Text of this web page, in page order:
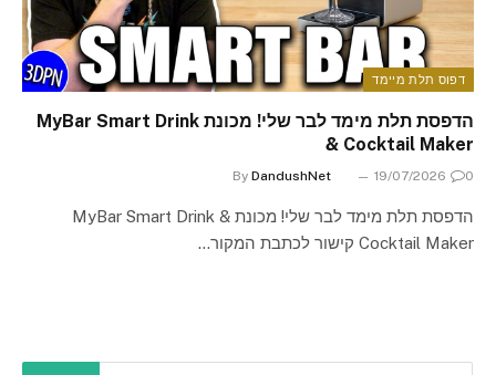
דפוס תלת מיימד
הדפסת תלת מימד לבר שלי! מכונת MyBar Smart Drink
& Cocktail Maker
By DandushNet 19/07/2026 0
הדפסת תלת מימד לבר שלי! מכונת MyBar Smart Drink &
Cocktail Maker קישור לכתבת המקור…